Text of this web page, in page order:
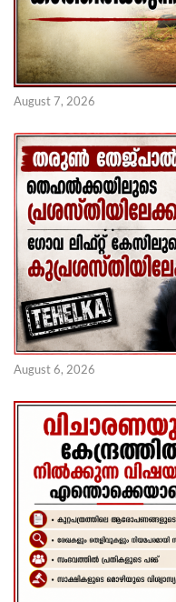
August 7, 2026
August 6, 2026